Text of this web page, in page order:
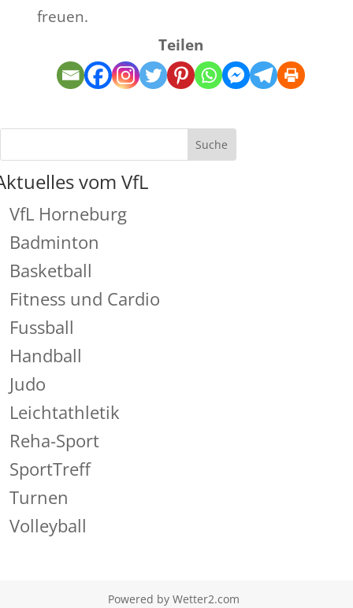
freuen.
Teilen
vom VfL
VfL Horneburg
Badminton
Basketball
Fitness und Cardio
Fussball
Handball
Judo
Leichtathletik
Reha-Sport
SportTreff
Turnen
Volleyball
Powered by Wetter2.com